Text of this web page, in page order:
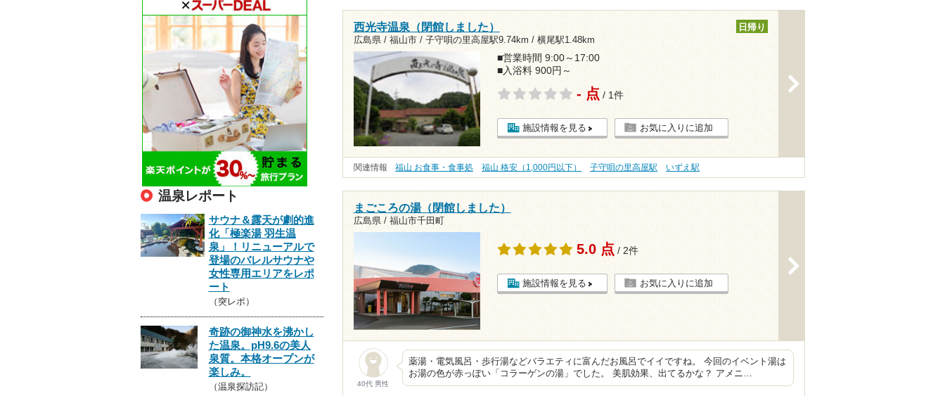
西光寺温泉（閉館しました）
広島県 / 福山市 / 子守唄の里高屋駅9.74km / 横尾駅1.48km
日帰り
■営業時間 9:00～17:00
■入浴料 900円～
- 点 / 1件
施設情報を見る お気に入りに追加
関連情報 福山 お食事・食事処 福山 格安（1,000円以下） 子守唄の里高屋駅 いずえ駅
まごころの湯（閉館しました）
広島県 / 福山市千田町
5.0 点 / 2件
施設情報を見る お気に入りに追加
40代 男性
薬湯・電気風呂・歩行湯などバラエティに富んだお風呂でイイですね。 今回のイベント湯は
お湯の色が赤っぽい「コラーゲンの湯」でした。 美肌効果、出てるかな？ アメニ…
温泉レポート
サウナ＆露天が劇的進
化「極楽湯 羽生温
泉」！リニューアルで
登場のバレルサウナや
女性専用エリアをレポ
ート
（突レポ）
奇跡の御神水を沸かし
た温泉。pH9.6の美人
泉質。本格オープンが
楽しみ。
（温泉探訪記）